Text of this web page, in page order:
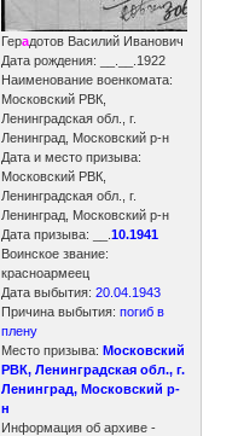
Герадотов Василий Иванович
Дата рождения: __.__.1922
Наименование военкомата:
Московский РВК,
Ленинградская обл., г.
Ленинград, Московский р-н
Дата и место призыва:
Московский РВК,
Ленинградская обл., г.
Ленинград, Московский р-н
Дата призыва: __.10.1941
Воинское звание:
красноармеец
Дата выбытия:20.04.1943
Причина выбытия: погиб в
плену
Место призыва:Московский
РВК, Ленинградская обл., г.
Ленинград, Московский р-
н
Информация об архиве -